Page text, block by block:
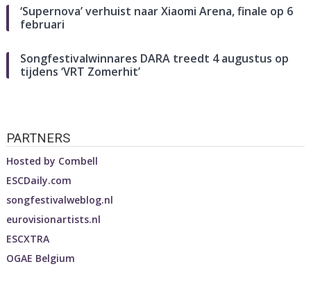
‘Supernova’ verhuist naar Xiaomi Arena, finale op 6
februari
Songfestivalwinnares DARA treedt 4 augustus op
tijdens ‘VRT Zomerhit’
PARTNERS
Hosted by Combell
ESCDaily.com
songfestivalweblog.nl
eurovisionartists.nl
ESCXTRA
OGAE Belgium